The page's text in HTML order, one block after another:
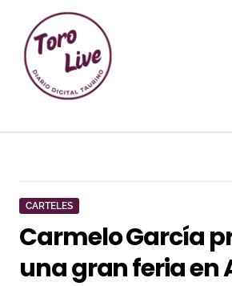
contenido
CARTELES
Carmelo García
una gran feria en